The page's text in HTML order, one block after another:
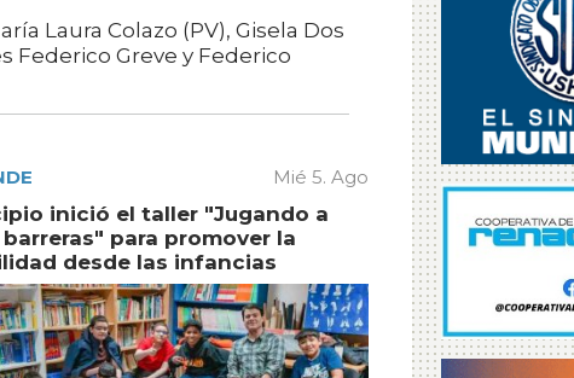
Laura Colazo (PV), Gisela Dos
Federico Greve y Federico
Mié 5. Ago
inició el taller "Jugando a
para promover la
desde las infancias